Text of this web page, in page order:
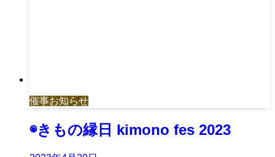
催事お知らせ
◉きもの縁日 kimono fes 2023